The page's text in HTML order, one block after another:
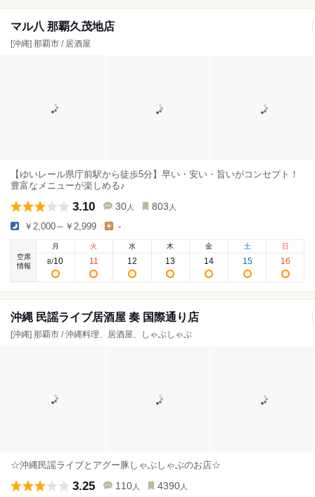
マル八 那覇久茂地店
[沖縄] 那覇市 / 居酒屋
【ゆいレール県庁前駅から徒歩5分】早い・安い・旨いがコンセプト！
豊富なメニューが楽しめる♪
3.10 30 人 803 人
￥2,000～￥2,999 -
空席
情報
月
8/10
火
11
水
12
木
13
金
14
土
15
日
16
沖縄 民謡ライブ居酒屋 奏 国際通り店
[沖縄] 那覇市 / 沖縄料理、居酒屋、しゃぶしゃぶ
☆沖縄民謡ライブとアグー豚しゃぶしゃぶのお店☆
3.25 110 人 4390 人